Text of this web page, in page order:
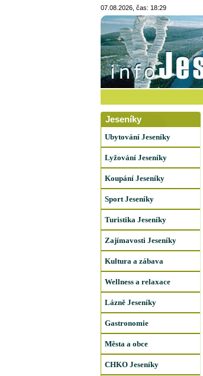
07.08.2026, čas: 18:29
Jeseníky
Ubytování Jeseníky
Lyžování Jeseníky
Koupání Jeseníky
Sport Jeseníky
Turistika Jeseníky
Zajímavosti Jeseníky
Kultura a zábava
Wellness a relaxace
Lázně Jeseníky
Gastronomie
Města a obce
CHKO Jeseníky